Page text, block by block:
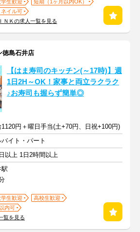
学生歓迎
短期（1ヶ月以内OK）
ネイル可
Ｋの求人一覧を見る
島石井店
【はま寿司のキッチン(～17時)】週
1日2H～OK！家事と両立ラクラク
♪お寿司も握らず簡単◎
1120円＋曜日手当(土+70円、日祝+100円)
バイト・パート
以上 1日2時間以上
駅
学生歓迎
高校生歓迎
内可
覧を見る